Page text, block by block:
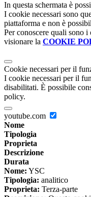
In questa schermata è
I cookie necessari sono
piattaforma e non è
Per conoscere quali sono
visionare la COOKIE
Cookie necessari per il
I cookie necessari per il
disabilitati. È possibile
policy.
youtube.com
Nome
Tipologia
Proprieta
Descrizione
Durata
Nome: YSC
Tipologia: analitico
Proprieta: Terza-parte